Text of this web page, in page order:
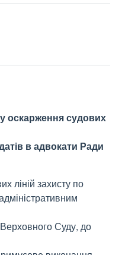
оскарження судових
в адвокати Ради
ліній захисту по
Суду, до